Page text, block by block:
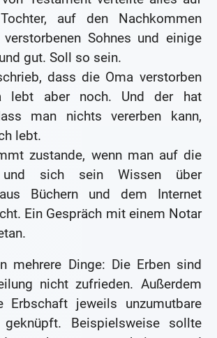
auf den Nachkommen
Sohnes und einige
gut. Soll so sein.
dass die Oma verstorben
lebt aber noch. Und der hat
man nichts vererben kann,
lebt.
zustande, wenn man auf die
sich sein Wissen über
Büchern und dem Internet
Ein Gespräch mit einem Notar
mehrere Dinge: Die Erben sind
nicht zufrieden. Außerdem
Erbschaft jeweils unzumutbare
geknüpft. Beispielsweise sollte